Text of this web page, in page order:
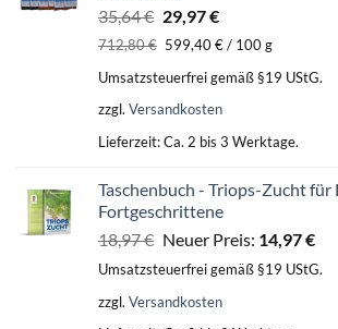
35,64€ Ursprünglicher
Preis
35,64 €
29,97€Aktueller
Preis
29,97 €.
712,80€ 599,40€/ 100g
Umsatzsteuerfrei gemäß §19 UStG.
zzgl. Versandkosten
Lieferzeit:Ca. 2 bis 3 Werktage.
Taschenbuch - Triops-Zucht für
Fortgeschrittene
18,97€ Ursprünglicher
Preis
18,97 €
Neuer Preis: 14,97€
Umsatzsteuerfrei gemäß §19 UStG.
zzgl. Versandkosten